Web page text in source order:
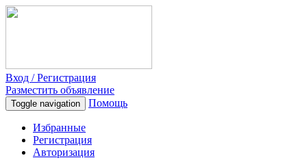
Вход / Регистрация
Разместить объявление
Toggle navigation Помощь
Избранные
Регистрация
Авторизация